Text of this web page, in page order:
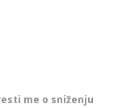
me o sniženju